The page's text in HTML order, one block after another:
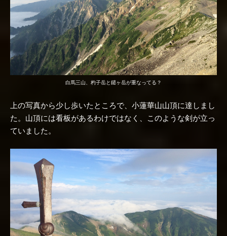
白馬三山、杓子岳と鑓ヶ岳が重なってる？
上の写真から少し歩いたところで、小蓮華山山頂に達しまし
た。山頂には看板があるわけではなく、このような剣が立っ
ていました。